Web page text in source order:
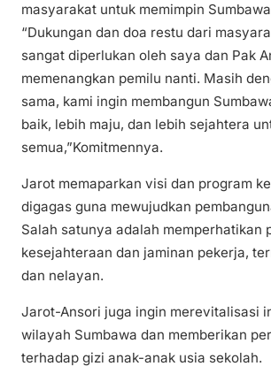
masyarakat untuk memimpin
“Dukungan dan doa restu dari
sangat diperlukan oleh saya dan Pak
memenangkan pemilu nanti. Masih
sama, kami ingin membangun
baik, lebih maju, dan lebih sejahtera
semua,”Komitmennya.
Jarot memaparkan visi dan program
digagas guna mewujudkan
Salah satunya adalah memperhatikan
kesejahteraan dan jaminan pekerja,
dan nelayan.
Jarot-Ansori juga ingin merevitalisasi
wilayah Sumbawa dan memberikan
terhadap gizi anak-anak usia sekolah.